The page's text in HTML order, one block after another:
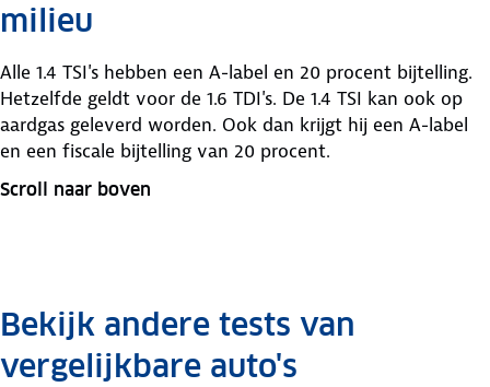
milieu
Alle 1.4 TSI's hebben een A-label en 20 procent bijtelling.
Hetzelfde geldt voor de 1.6 TDI's. De 1.4 TSI kan ook op
aardgas geleverd worden. Ook dan krijgt hij een A-label
en een fiscale bijtelling van 20 procent.
Scroll naar boven
Bekijk andere tests van
vergelijkbare auto's